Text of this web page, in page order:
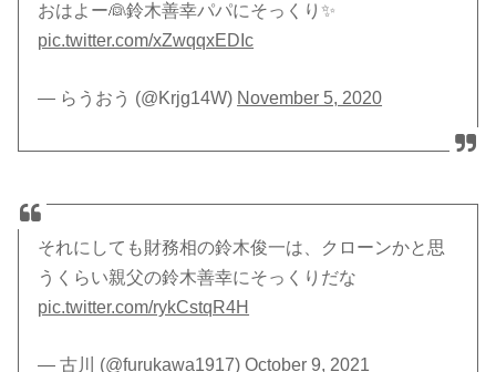
おはよー👰鈴木善幸パパにそっくり✨
pic.twitter.com/xZwqqxEDIc
— らうおう (@Krjg14W) November 5, 2020
それにしても財務相の鈴木俊一は、クローンかと思
うくらい親父の鈴木善幸にそっくりだな
pic.twitter.com/rykCstqR4H
— 古川 (@furukawa1917)October 9, 2021